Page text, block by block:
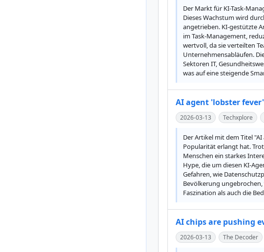
Der Markt für KI-Task-
Dieses Wachstum wird
angetrieben. KI-gestützte
im Task-Management,
wertvoll, da sie verteilten
Unternehmensabläufen.
Sektoren IT,
was auf eine steigende
AI agent 'lobster
2026-03-13 Techxplore
Der Artikel mit dem Titel
Popularität erlangt hat.
Menschen ein starkes
Hype, die um diesen KI-
Gefahren, wie
Bevölkerung
Faszination als auch die
AI chips are pushing
2026-03-13 The Decoder